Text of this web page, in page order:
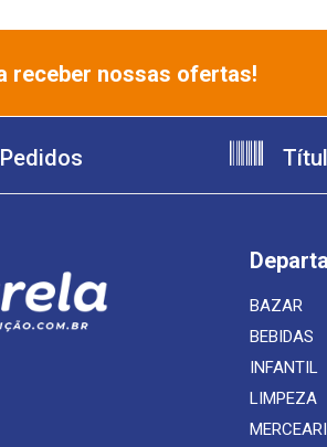
receber nossas ofertas!
BAZAR
BEBIDAS
INFANTIL
LIMPEZA